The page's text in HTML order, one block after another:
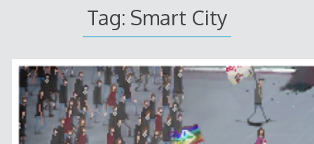
Tag: Smart City